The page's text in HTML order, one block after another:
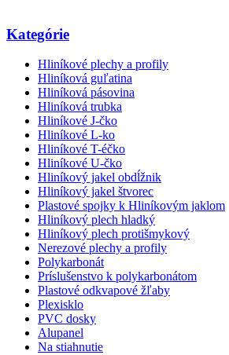
Kategórie
Hliníkové plechy a profily
Hliníková guľatina
Hliníková pásovina
Hliníková trubka
Hliníkové J-čko
Hliníkové L-ko
Hliníkové T-éčko
Hliníkové U-čko
Hliníkový jakel obdĺžnik
Hliníkový jakel štvorec
Plastové spojky k Hliníkovým jaklom
Hliníkový plech hladký
Hliníkový plech protišmykový
Nerezové plechy a profily
Polykarbonát
Príslušenstvo k polykarbonátom
Plastové odkvapové žľaby
Plexisklo
PVC dosky
Alupanel
Na stiahnutie